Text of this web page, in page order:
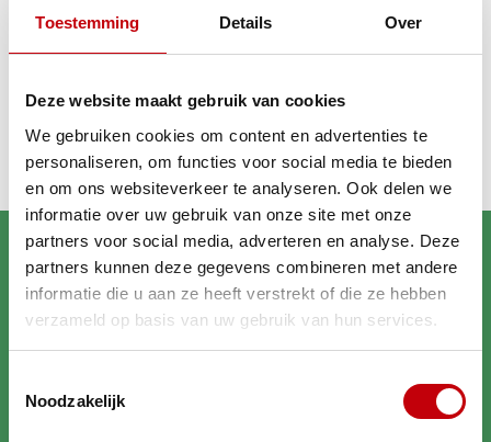
Toestemming Details Over
Deze website maakt gebruik van cookies
We gebruiken cookies om content en advertenties te
personaliseren, om functies voor social media te bieden
en om ons websiteverkeer te analyseren. Ook delen we
informatie over uw gebruik van onze site met onze
partners voor social media, adverteren en analyse. Deze
partners kunnen deze gegevens combineren met andere
informatie die u aan ze heeft verstrekt of die ze hebben
verzameld op basis van uw gebruik van hun services.
Noodzakelijk
Recent bekeken
topconditie